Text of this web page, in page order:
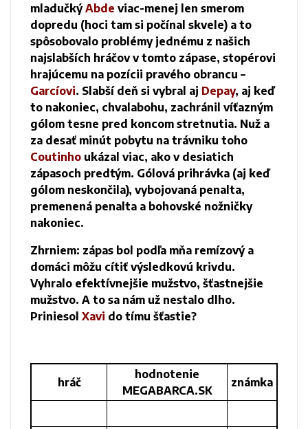
mladučkýAbde viac-menej len smerom
dopredu (hoci tam si počínal skvele) a to
spôsobovalo problémy jednému z našich
najslabších hráčov v tomto zápase, stopérovi
hrajúcemu na pozícii pravého obrancu –
Garcíovi. Slabší deň si vybral aj Depay, aj keď
to nakoniec, chvalabohu, zachránil víťazným
gólom tesne pred koncom stretnutia. Nuž a
za desať minút pobytu na trávniku toho
Coutinho ukázal viac, ako v desiatich
zápasoch predtým. Gólová prihrávka (aj keď
gólom neskončila), vybojovaná penalta,
premenená penalta a bohovské nožničky
nakoniec.
Zhrniem: zápas bol podľa mňa remízový a
domáci môžu cítiť výsledkovú krivdu.
Vyhralo efektívnejšie mužstvo, šťastnejšie
mužstvo. A to sa nám už nestalo dlho.
Priniesol Xavi do tímu šťastie?
hráč
hodnotenie
MEGABARCA.SK
známka